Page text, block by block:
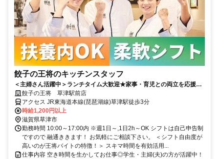
餃子の王将のキッチンスタッフ
＜主婦さん活躍中＞ランチタイム大歓迎★家事・育児との両立を応援◎
短時間・扶養内勤務OKで働きやすい好環境♪土日祝+50円！
餃子の王将 草津駅前店
アクセス JR東海道本線(琵琶湖線)草津駅徒歩3分
時給1,200円以上
滋賀県草津市
勤務時間 10:00～17:00内 ※週1日～,1日2h～OK シフトは自己申告制
ですので 融通ききます！ お気軽にご相談下さい。 ＜シフト自由度が
高いのが王将バイトの特徴！＞ スキマ時間を有効活用...
仕事内容 空き時間を生かしてお仕事◎学生・主婦(夫)の方が活躍中！